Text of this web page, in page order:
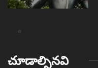
చూడాల్సినవి